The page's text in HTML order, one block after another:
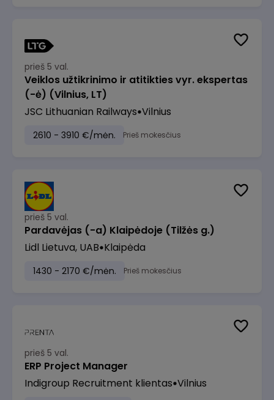
prieš 5 val.
Veiklos užtikrinimo ir atitikties vyr. ekspertas
(-ė) (Vilnius, LT)
JSC Lithuanian Railways Vilnius
2610 - 3910 €/mėn. Prieš mokesčius
prieš 5 val.
Pardavėjas (-a) Klaipėdoje (Tilžės g.)
Lidl Lietuva, UAB Klaipėda
1430 - 2170 €/mėn. Prieš mokesčius
prieš 5 val.
ERP Project Manager
Indigroup Recruitment klientas Vilnius